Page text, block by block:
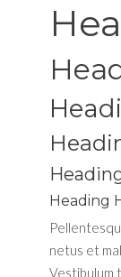
Heading
netus et
Vestibulum